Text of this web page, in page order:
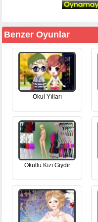
Benzer Oyunlar
Okul Yılları
Okullu Kızı Giydir